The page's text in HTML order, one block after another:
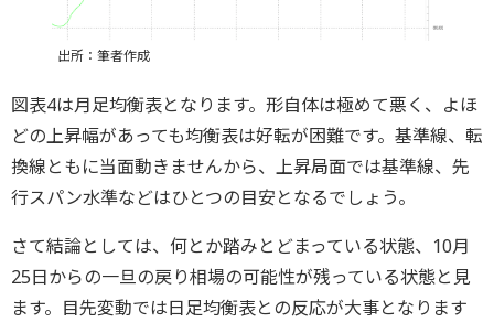
出所：筆者作成
図表4は月足均衡表となります。形自体は極めて悪く、よほ
どの上昇幅があっても均衡表は好転が困難です。基準線、転
換線ともに当面動きませんから、上昇局面では基準線、先
行スパン水準などはひとつの目安となるでしょう。
さて結論としては、何とか踏みとどまっている状態、10月
25日からの一旦の戻り相場の可能性が残っている状態と見
ます。目先変動では日足均衡表との反応が大事となります